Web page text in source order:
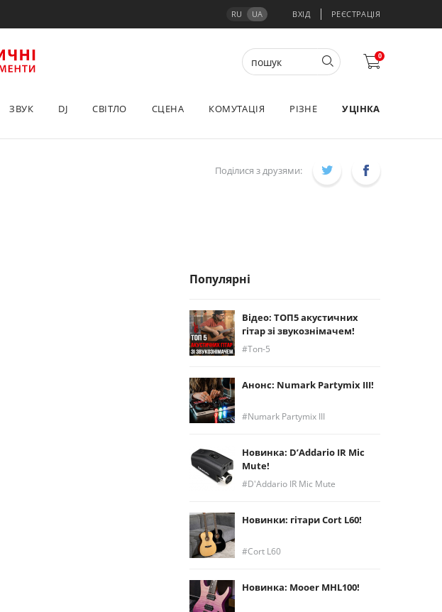
RU UA ВХІД РЕЄСТРАЦІЯ
0
ЗВУК DJ СВІТЛО СЦЕНА КОМУТАЦІЯ РІЗНЕ УЦІНКА
Поділися з друзями:
Популярні
Відео: ТОП5 акустичних
гітар зі звукознімачем!
Топ-5
Анонс: Numark Partymix III!
Numark Partymix III
Новинка: D’Addario IR Mic
Mute!
D'Addario IR Mic Mute
Новинки: гітари Cort L60!
Cort L60
Новинка: Mooer MHL100!